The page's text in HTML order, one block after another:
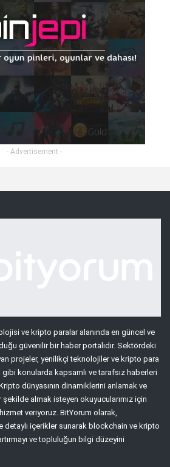
- Advertisement -
ve kripto paralar alanında en güncel ve
güvenilir bir haber portalıdır. Sektördeki
projeler, yenilikçi teknolojiler ve kripto para
konularda kapsamlı ve tarafsız haberleri
dünyasının dinamiklerini anlamak ve
şekilde almak isteyen okuyucularımız için
veriyoruz. BitYorum olarak,
detaylı içerikler sunarak blockchain ve kripto
ve topluluğun bilgi düzeyini